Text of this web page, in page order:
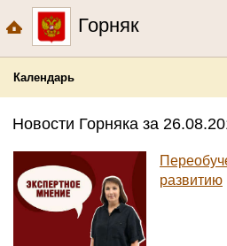
Горняк
Календарь
Новости Горняка за
развитию